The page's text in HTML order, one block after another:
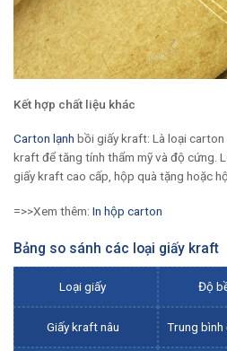
Kết hợp chất liệu khác
Carton lạnh bồi giấy kraft: Là loại
kraft để tăng tính thẩm mỹ và độ cứng.
giấy kraft cao cấp, hộp quà tặng hoặc
=>>Xem thêm: In hộp carton
Bảng so sánh các loại giấy kraft
Loại giấy Độ
Giấy kraft nâu Trung bình